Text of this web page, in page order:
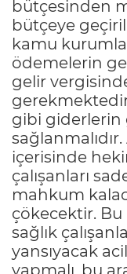
bütçesinden
bütçeye
kamu
ödemelerin
gelir
gibi giderlerin
içerisinde
çalışanları
mahkum
çökecektir. Bu
sağlık
yansıyacak
yapmalı, bu